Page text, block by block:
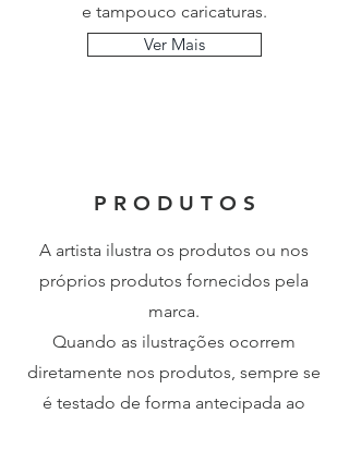
e tampouco caricaturas.
P R O D U T O S
A artista ilustra os produtos ou nos
próprios produtos fornecidos pela
marca.
Quando as ilustrações ocorrem
diretamente nos produtos, sempre se
é testado de forma antecipada ao
Ver Mais